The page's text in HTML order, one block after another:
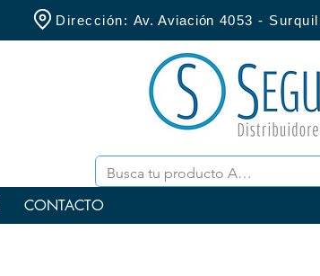
Dirección: Av. Aviación 4053 -
CONTACTO